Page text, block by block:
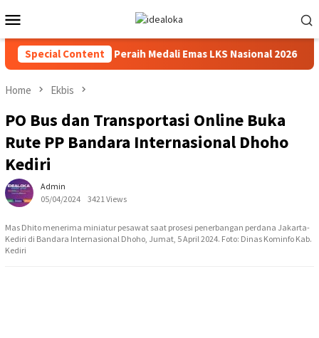
to
contentMenu
Special Content
Beasiswa Siswa Peraih Medali Emas LKS Nasional 2026
Home Ekbis
PO Bus dan Transportasi Online Buka
Rute PP Bandara Internasional Dhoho
Kediri
Admin
05/04/2024
3421 Views
Mas Dhito menerima miniatur pesawat saat prosesi penerbangan perdana Jakarta-
Kediri di Bandara Internasional Dhoho, Jumat, 5 April 2024. Foto: Dinas Kominfo Kab.
Kediri